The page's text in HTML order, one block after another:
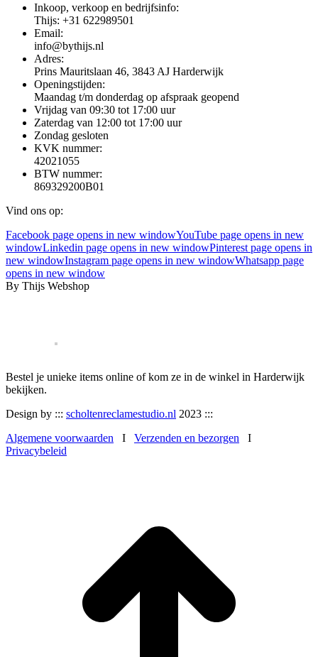
Inkoop, verkoop en bedrijfsinfo:
Thijs: +31 622989501
Email:
info@bythijs.nl
Adres:
Prins Mauritslaan 46, 3843 AJ Harderwijk
Openingstijden:
Maandag t/m donderdag op afspraak geopend
Vrijdag van 09:30 tot 17:00 uur
Zaterdag van 12:00 tot 17:00 uur
Zondag gesloten
KVK nummer:
42021055
BTW nummer:
869329200B01
Vind ons op:
Facebook page opens in new windowYouTube page opens in new
windowLinkedin page opens in new windowPinterest page opens in
new windowInstagram page opens in new windowWhatsapp page
opens in new window
By Thijs Webshop
Bestel je unieke items online of kom ze in de winkel in Harderwijk
bekijken.
Design by ::: scholtenreclamestudio.nl 2023 :::
Algemene voorwaarden I Verzenden en bezorgen I
Privacybeleid